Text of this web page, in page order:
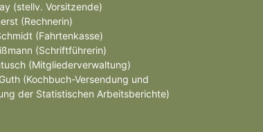
(stellv. Vorsitzende)
(Rechnerin)
(Fahrtenkasse)
(Schriftführerin)
(Mitgliederverwaltung)
(Kochbuch-Versendung und
der Statistischen Arbeitsberichte)